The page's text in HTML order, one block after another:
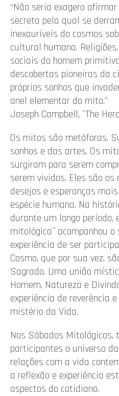
“Não seria exagero
secreta pela qual se
inexauríveis do cosmos
cultural humana.
sociais do homem
descobertas pioneiras da
próprios sonhos que
anel elementar do mito.”
Joseph Campbell, ¨The
Os mitos são metáforas.
sonhos e das artes. Os
surgiram para serem
serem vividos. Eles são
desejos e esperanças
espécie humana. Na
durante um longo período,
mitológica¨ acompanhou o
experiência de ser
Cosmo, que por sua vez,
Sagrado. Uma união
Homem, Natureza e
experiência de reverência
mistério da Vida.
Nos Sábados Mitológicos,
participantes o universo
relações com a vida
a reflexão e experiência
aspectos do cotidiano.